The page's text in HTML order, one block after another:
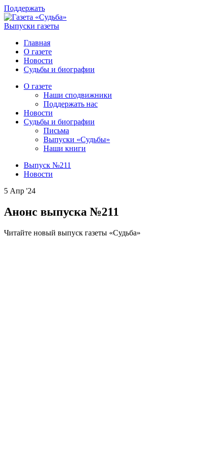
Поддержать
Выпуски газеты
Главная
О газете
Новости
Судьбы и биографии
О газете
Наши сподвижники
Поддержать нас
Новости
Судьбы и биографии
Письма
Выпуски «Судьбы»
Наши книги
Выпуск №211
Новости
5 Апр '24
Анонс выпуска №211
Читайте новый выпуск газеты «Судьба»